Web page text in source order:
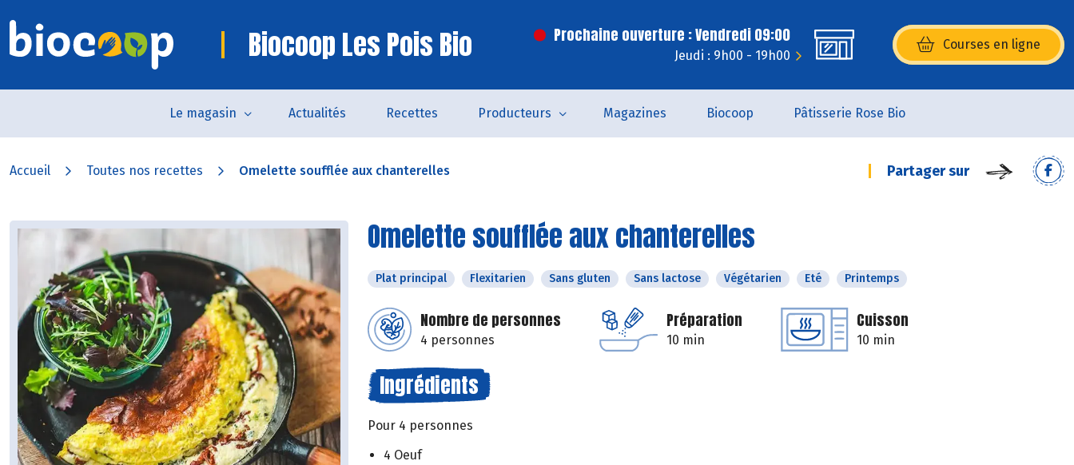
Biocoop Les Pois Bio Prochaine ouverture : Vendredi 09:00
Jeudi : 9h00 - 19h00
Courses en ligne
(s’ouvre dans une nouvelle
Le magasin Actualités Recettes Producteurs Magazines Biocoop Pâtisserie Rose Bio
Accueil Toutes nos recettes Omelette soufflée aux chanterelles Partager sur
Omelette soufflée aux chanterelles
Plat principal Flexitarien Sans gluten Sans lactose Végétarien Eté Printemps
Nombre de personnes
4 personnes
Préparation
10 min
Cuisson
10 min
Ingrédients
Pour 4 personnes
4 Oeuf